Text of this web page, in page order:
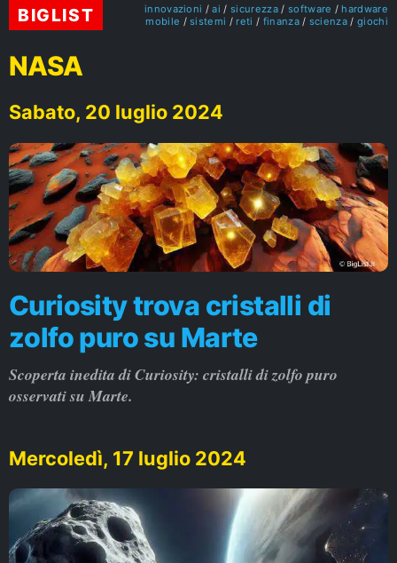
BIGLIST innovazioni ai sicurezza software
hardware
mobile
sistemi reti finanza scienza giochi
NASA
Sabato, 20 luglio 2024
Curiosity trova cristalli di
zolfo puro su Marte
Scoperta inedita di Curiosity: cristalli di zolfo puro
osservati su Marte.
Mercoledì, 17 luglio 2024